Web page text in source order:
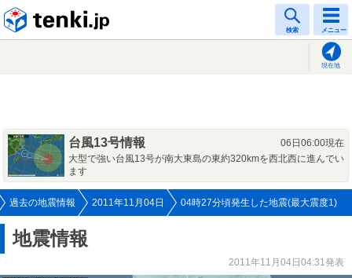
検索 メニュー
現在地
台風13号情報
06日06:00現在
大型で強い台風13号が南大東島の東約320kmを西北西に進んでい
ます
過去の地震情報 2011年11月04日 04時27分頃発生した地震(最大震度1)
地震情報
2011年11月04日04:31発表